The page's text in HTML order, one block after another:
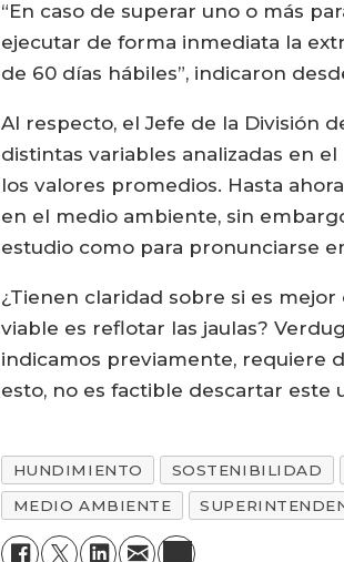
“En caso de superar uno o más
ejecutar de forma inmediata la
de 60 días hábiles”, indicaron
Al respecto, el Jefe de la División
distintas variables analizadas en
los valores promedios. Hasta
en el medio ambiente, sin
estudio como para pronunciarse
¿Tienen claridad sobre si es
viable es reflotar las jaulas?
indicamos previamente, requiere
esto, no es factible descartar este
HUNDIMIENTO
SOSTENIBILIDAD
MEDIO AMBIENTE